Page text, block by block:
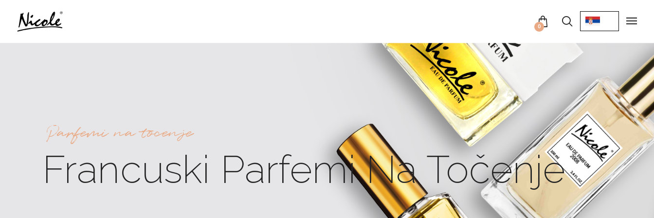
0
Parfemi na tocenje
Francuski Parfemi Na Točenje